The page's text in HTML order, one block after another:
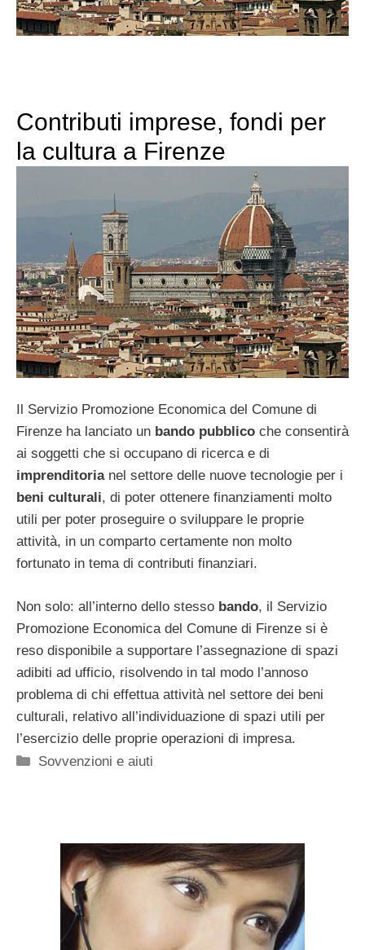
Contributi imprese, fondi per
la cultura a Firenze
Il Servizio Promozione Economica del Comune di
Firenze ha lanciato un bando pubblico che consentirà
ai soggetti che si occupano di ricerca e di
imprenditorianel settore delle nuove tecnologie per i
beni culturali, di poter ottenere finanziamenti molto
utili per poter proseguire o sviluppare le proprie
attività, in un comparto certamente non molto
fortunato in tema di contributi finanziari.
Non solo: all’interno dello stesso bando, il Servizio
Promozione Economica del Comune di Firenze si è
reso disponibile a supportare l’assegnazione di spazi
adibiti ad ufficio, risolvendo in tal modo l’annoso
problema di chi effettua attività nel settore dei beni
culturali, relativo all’individuazione di spazi utili per
l’esercizio delle proprie operazioni di impresa.
Categorie
Sovvenzioni e aiuti